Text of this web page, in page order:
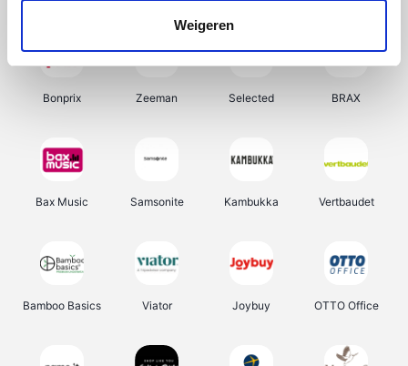
Weigeren
Bonprix Zeeman Selected BRAX
Bax Music Samsonite Kambukka Vertbaudet
Bamboo Basics Viator Joybuy OTTO Office